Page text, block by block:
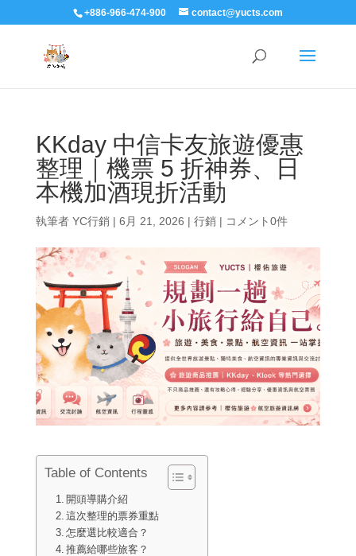
+886-966-474-900 contact@yucts.com
KKday 中信卡友旅遊優惠
整理｜機票 5 折神券、日
本機加酒現折活動
執筆者 YC行銷| 6月 21, 2026 | 行銷| コメント0件
Table of Contents
開頭導購介紹
這次整理的票券重點
怎麼選比較適合？
推薦給哪些旅客？